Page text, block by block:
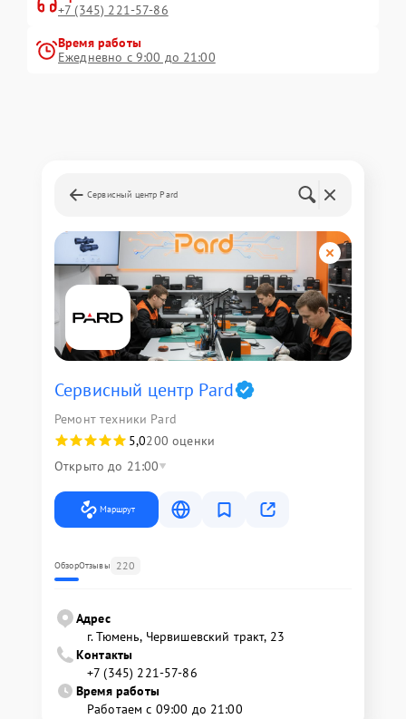
+7 (345) 221-57-86
Время работы
Ежедневно с 9:00 до 21:00
Сервисный центр Pard
Сервисный центр Pard
Ремонт техники Pard
5,0200 оценки
Открыто до 21:00
Маршрут
ОбзорОтзывы 220
Адрес
г. Тюмень, ​Червишевский тракт, 23
Контакты
+7 (345) 221-57-86
Время работы
Работаем с 09:00 до 21:00